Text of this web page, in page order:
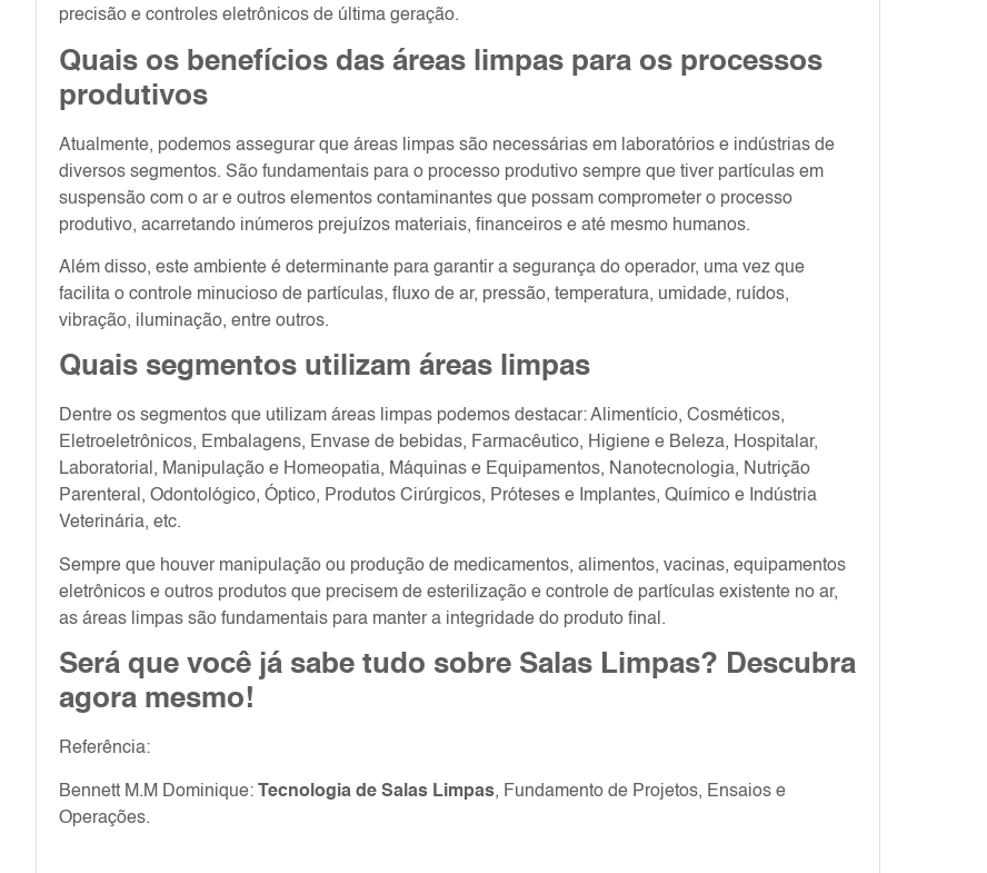
precisão e controles eletrônicos de última geração.
Quais os benefícios das áreas limpas para os processos
produtivos
Atualmente, podemos assegurar que áreas limpas são necessárias em laboratórios e indústrias de
diversos segmentos. São fundamentais para o processo produtivo sempre que tiver partículas em
suspensão com o ar e outros elementos contaminantes que possam comprometer o processo
produtivo, acarretando inúmeros prejuízos materiais, financeiros e até mesmo humanos.
Além disso, este ambiente é determinante para garantir a segurança do operador, uma vez que
facilita o controle minucioso de partículas, fluxo de ar, pressão, temperatura, umidade, ruídos,
vibração, iluminação, entre outros.
Quais segmentos utilizam áreas limpas
Dentre os segmentos que utilizam áreas limpas podemos destacar: Alimentício, Cosméticos,
Eletroeletrônicos, Embalagens, Envase de bebidas, Farmacêutico, Higiene e Beleza, Hospitalar,
Laboratorial, Manipulação e Homeopatia, Máquinas e Equipamentos, Nanotecnologia, Nutrição
Parenteral, Odontológico, Óptico, Produtos Cirúrgicos, Próteses e Implantes, Químico e Indústria
Veterinária, etc.
Sempre que houver manipulação ou produção de medicamentos, alimentos, vacinas, equipamentos
eletrônicos e outros produtos que precisem de esterilização e controle de partículas existente no ar,
as áreas limpas são fundamentais para manter a integridade do produto final.
Será que você já sabe tudo sobre Salas Limpas? Descubra
agora mesmo!
Referência:
Bennett M.M Dominique: Tecnologia de Salas Limpas, Fundamento de Projetos, Ensaios e
Operações.